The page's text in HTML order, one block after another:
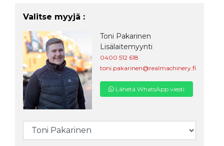
Valitse myyjä :
Toni Pakarinen
Lisälaitemyynti
0400 512 618
toni.pakarinen@realmachinery.fi
Lähetä WhatsApp viesti